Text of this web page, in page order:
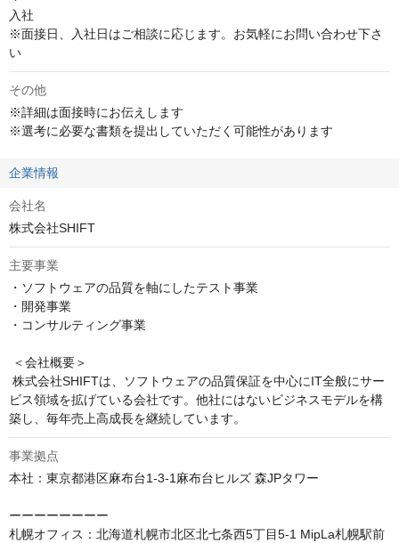
入社
※面接日、入社日はご相談に応じます。お気軽にお問い合わせ下さ
い
その他
※詳細は面接時にお伝えします
※選考に必要な書類を提出していただく可能性があります
企業情報
会社名
株式会社SHIFT
主要事業
・ソフトウェアの品質を軸にしたテスト事業
・開発事業
・コンサルティング事業
ビス領域を拡げている会社です。他社にはないビジネスモデルを構
築し、毎年売上高成長を継続しています。
事業拠点
本社：東京都港区麻布台1-3-1麻布台ヒルズ 森JPタワー
ーーーーーーーー
札幌オフィス：北海道札幌市北区北七条西5丁目5-1 MipLa札幌駅前